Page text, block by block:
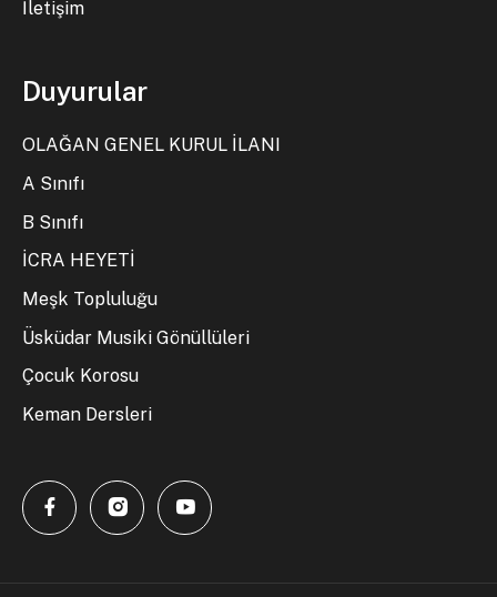
İletişim
Duyurular
OLAĞAN GENEL KURUL İLANI
A Sınıfı
B Sınıfı
İCRA HEYETİ
Meşk Topluluğu
Üsküdar Musiki Gönüllüleri
Çocuk Korosu
Keman Dersleri